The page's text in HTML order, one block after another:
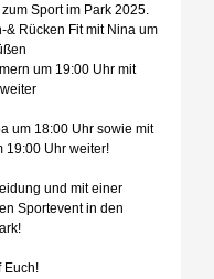
Sport im Park 2025.
& Rücken Fit mit Nina um
um 19:00 Uhr mit
um 18:00 Uhr sowie mit
19:00 Uhr weiter!
und mit einer
Sportevent in den
Euch!